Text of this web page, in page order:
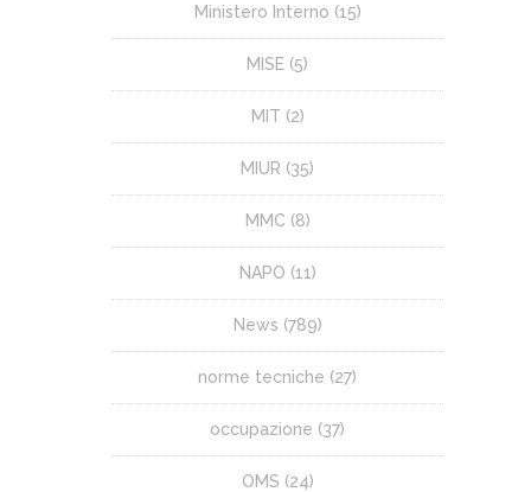
Ministero Interno (15)
MISE (5)
MIT (2)
MIUR (35)
MMC (8)
NAPO (11)
News (789)
norme tecniche (27)
occupazione (37)
OMS (24)